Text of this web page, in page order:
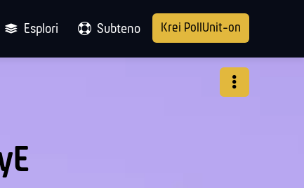
Esplori Subteno Krei PollUnit-on